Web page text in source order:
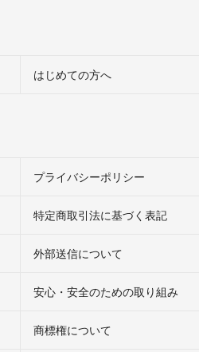
はじめての方へ
プライバシーポリシー
特定商取引法に基づく表記
外部送信について
安心・安全のための取り組み
商標権について